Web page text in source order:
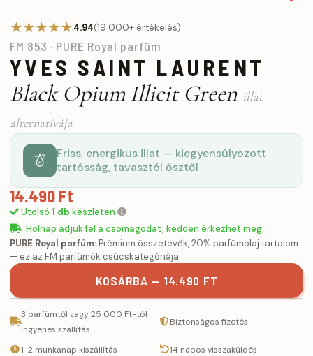
★★★★★4.94(19 000+ értékelés)
FM 853 · PURE Royal parfüm
YVES SAINT LAURENT
Black Opium Illicit Green illat
alternatívája
Friss, energikus illat — kiegyensúlyozott
tartósság, tavasztól ősztől
14.490 Ft
Utolsó 1 db készleten
Holnap adjuk fel a csomagodat, kedden érkezhet meg.
PURE Royal parfüm:Prémium összetevők, 20% parfümolaj tartalom
— ez az FM parfümök csúcskategóriája
KOSÁRBA — 14.490 FT
3 parfümtől vagy 25 000 Ft-tól
ingyenes szállítás
Biztonságos fizetés
1-2 munkanap kiszállítás 14 napos visszaküldés